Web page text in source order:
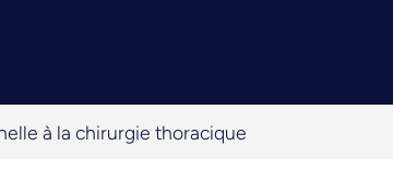
à la chirurgie thoracique